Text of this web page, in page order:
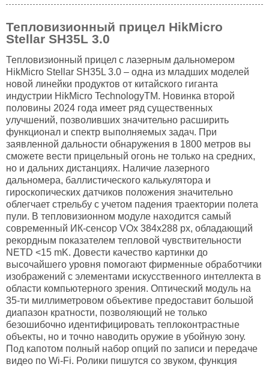
Тепловизионный прицел HikMicro
Stellar SH35L 3.0
Тепловизионный прицел с лазерным дальномером
HikMicro Stellar SH35L 3.0 – одна из младших моделей
новой линейки продуктов от китайского гиганта
индустрии HikMicro TechnologyТМ. Новинка второй
половины 2024 года имеет ряд существенных
улучшений, позволивших значительно расширить
функционал и спектр выполняемых задач. При
заявленной дальности обнаружения в 1800 метров вы
сможете вести прицельный огонь не только на средних,
но и дальних дистанциях. Наличие лазерного
дальномера, баллистического калькулятора и
гироскопических датчиков положения значительно
облегчает стрельбу с учетом падения траектории полета
пули. В тепловизионном модуле находится самый
современный ИК-сенсор VOx 384х288 px, обладающий
рекордным показателем тепловой чувствительности
NETD <15 mK. Довести качество картинки до
высочайшего уровня помогают фирменные обработчики
изображений с элементами искусственного интеллекта в
области компьютерного зрения. Оптический модуль на
35-ти миллиметровом объективе предоставит большой
диапазон кратности, позволяющий не только
безошибочно идентифицировать теплоконтрастные
объекты, но и точно наводить оружие в убойную зону.
Под капотом полный набор опций по записи и передаче
видео по Wi-Fi. Ролики пишутся со звуком, функция